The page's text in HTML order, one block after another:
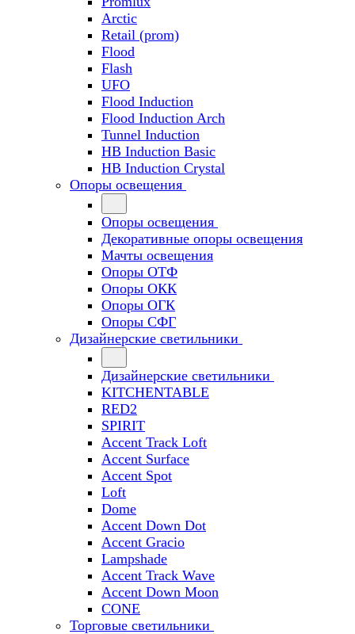
Arctic
Retail (prom)
Flood
Flash
UFO
Flood Induction
Flood Induction Arch
Tunnel Induction
HB Induction Basic
HB Induction Crystal
Опоры освещения
Опоры освещения
Декоративные опоры освещения
Мачты освещения
Опоры ОТФ
Опоры ОКК
Опоры ОГК
Опоры СФГ
Дизайнерские светильники
Дизайнерские светильники
KITCHENTABLE
RED2
SPIRIT
Accent Track Loft
Accent Surface
Accent Spot
Loft
Dome
Accent Down Dot
Accent Gracio
Lampshade
Accent Track Wave
Accent Down Moon
CONE
Торговые светильники